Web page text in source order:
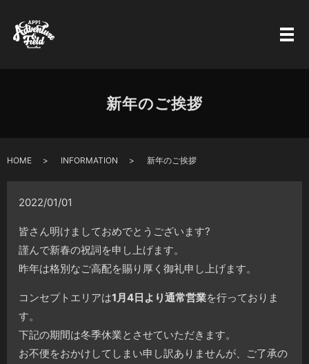
新年のご挨拶
HOME INFORMATION 新年のご挨拶
2022/01/01
皆さん明けましておめでとうございます?
謹んで新春の祝詞を申し上げます。
昨年は格別なご高配を賜り厚く御礼申し上げます。
コンセプトエリアは1月4日より通常営業を行っておりま
す。
下記の期間は冬季休業とさせていただきます。
お不便をおかけしてしまい申し訳ありませんが、ご了承の